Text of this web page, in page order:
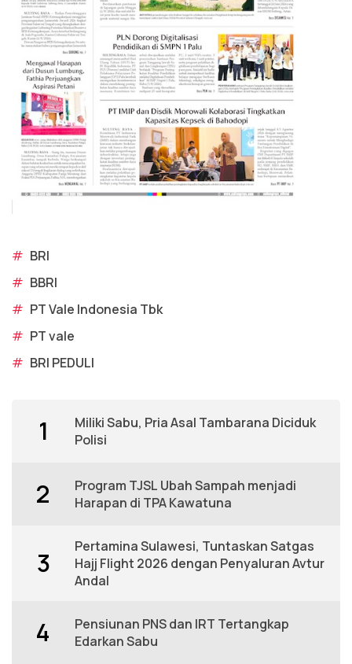
# BRI
# BBRI
# PT Vale Indonesia Tbk
# PT vale
# BRI PEDULI
1
Miliki Sabu, Pria Asal Tambarana Diciduk
Polisi
2
Program TJSL Ubah Sampah menjadi
Harapan di TPA Kawatuna
3
Pertamina Sulawesi, Tuntaskan Satgas
Hajj Flight 2026 dengan Penyaluran Avtur
Andal
4
Pensiunan PNS dan IRT Tertangkap
Edarkan Sabu